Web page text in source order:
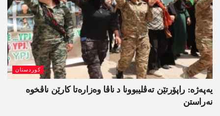
کوردستان
یەپەژە: راپۆرتێن تەڤلیبوونا د ناڤا وەزارەتا کارێن ناڤخوە
نەراستن